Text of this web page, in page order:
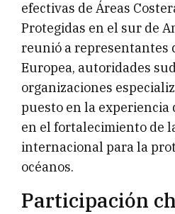
efectivas de Áreas
Protegidas en el sur de
reunió a representantes
Europea, autoridades
organizaciones
puesto en la experiencia
en el fortalecimiento de
internacional para la
océanos.
Participación